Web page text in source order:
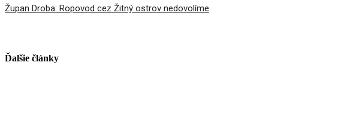
Župan Droba: Ropovod cez Žitný ostrov nedovolíme
Ďalšie články